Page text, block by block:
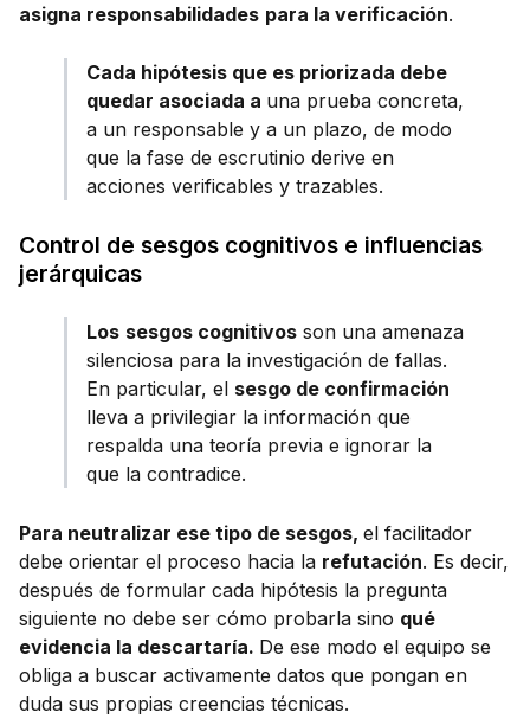
asigna responsabilidades para la verificación.
Cada hipótesis que es priorizada debe
quedar asociada a una prueba concreta,
a un responsable y a un plazo, de modo
que la fase de escrutinio derive en
acciones verificables y trazables.
Control de sesgos cognitivos e influencias
jerárquicas
Los sesgos cognitivos son una amenaza
silenciosa para la investigación de fallas.
En particular, el sesgo de confirmación
lleva a privilegiar la información que
respalda una teoría previa e ignorar la
que la contradice.
Para neutralizar ese tipo de sesgos, el facilitador
debe orientar el proceso hacia la refutación. Es decir,
después de formular cada hipótesis la pregunta
siguiente no debe ser cómo probarla sino qué
evidencia la descartaría. De ese modo el equipo se
obliga a buscar activamente datos que pongan en
duda sus propias creencias técnicas.